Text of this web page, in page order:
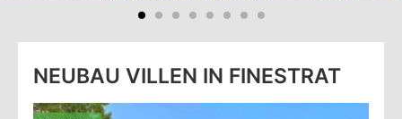
NEUBAU VILLEN IN FINESTRAT